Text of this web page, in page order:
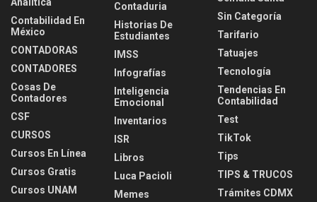
Analítica
Contabilidad En
México
CONTADORAS
CONTADORES
Cosas De
Contadores
CSF
CURSOS
Cursos En Línea
Cursos Gratis
Cursos UNAM
Contaduria
Historias De
Estudiantes
IMSS
Infografías
Inteligencia
Emocional
Inventarios
ISR
Libros
Luca Pacioli
Memes
Sin Categoría
Tarifario
Tatuajes
Tecnología
Tendencias En
Contabilidad
Test
TikTok
Tips
TIPS & TRUCOS
Trámites CDMX